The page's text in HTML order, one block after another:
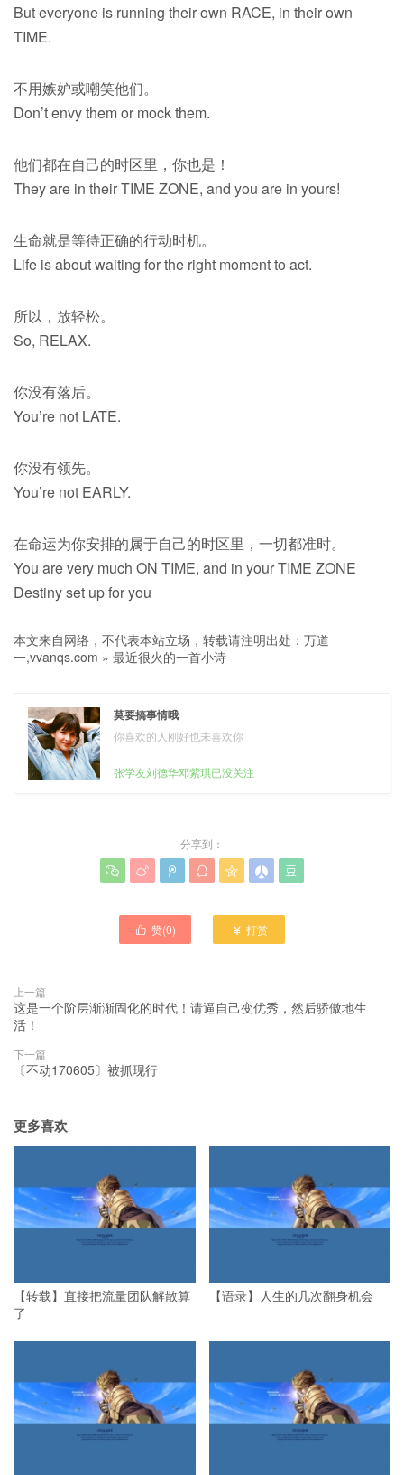
But everyone is running their own RACE, in their own
TIME.
不用嫉妒或嘲笑他们。
Don’t envy them or mock them.
他们都在自己的时区里，你也是！
They are in their TIME ZONE, and you are in yours!
生命就是等待正确的行动时机。
Life is about waiting for the right moment to act.
所以，放轻松。
So, RELAX.
你没有落后。
You’re not LATE.
你没有领先。
You’re not EARLY.
在命运为你安排的属于自己的时区里，一切都准时。
You are very much ON TIME, and in your TIME ZONE
Destiny set up for you
本文来自网络，不代表本站立场，转载请注明出处： 万道
一,vvanqs.com » 最近很火的一首小诗
莫要搞事情哦
你喜欢的人刚好也未喜欢你
张学友刘德华邓紫琪已没关注
分享到：
      
 赞(0)  打赏
上一篇
这是一个阶层渐渐固化的时代！请逼自己变优秀，然后骄傲地生
活！
下一篇
〔不动170605〕被抓现行
更多喜欢
【转载】直接把流量团队解散算
了
【语录】人生的几次翻身机会